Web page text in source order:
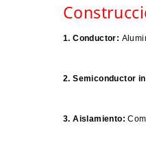
1. Conductor:
2. Semiconductor
3. Aislamiento: